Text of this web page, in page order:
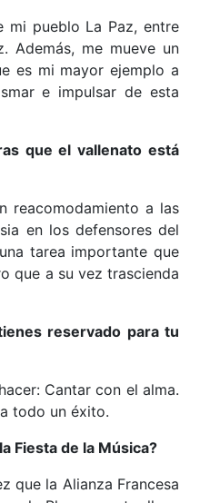
mi pueblo La Paz, entre
Además, me mueve un
es mi mayor ejemplo a
e impulsar de esta
que el vallenato está
reacomodamiento a las
en los defensores del
tarea importante que
que a su vez trascienda
reservado para tu
Cantar con el alma.
todo un éxito.
Fiesta de la Música?
que la Alianza Francesa